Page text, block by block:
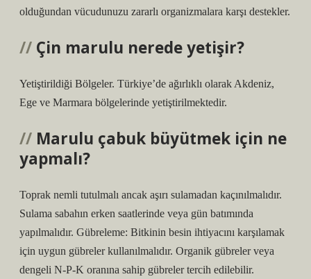
olduğundan vücudunuzu zararlı organizmalara karşı destekler.
Çin marulu nerede yetişir?
Yetiştirildiği Bölgeler. Türkiye’de ağırlıklı olarak Akdeniz,
Ege ve Marmara bölgelerinde yetiştirilmektedir.
Marulu çabuk büyütmek için ne
yapmalı?
Toprak nemli tutulmalı ancak aşırı sulamadan kaçınılmalıdır.
Sulama sabahın erken saatlerinde veya gün batımında
yapılmalıdır. Gübreleme: Bitkinin besin ihtiyacını karşılamak
için uygun gübreler kullanılmalıdır. Organik gübreler veya
dengeli N-P-K oranına sahip gübreler tercih edilebilir.